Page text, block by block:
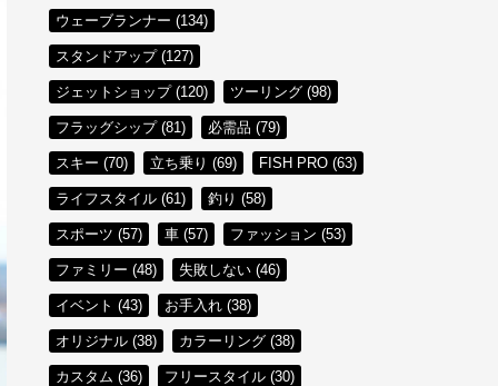
ウェーブランナー (134)
スタンドアップ (127)
ジェットショップ (120) ツーリング (98)
フラッグシップ (81) 必需品 (79)
スキー (70) 立ち乗り (69) FISH PRO (63)
ライフスタイル (61) 釣り (58)
スポーツ (57) 車 (57) ファッション (53)
ファミリー (48) 失敗しない (46)
イベント (43) お手入れ (38)
オリジナル (38) カラーリング (38)
カスタム (36) フリースタイル (30)